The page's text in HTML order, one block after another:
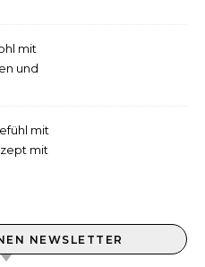
mit
und
mit
mit
NEWSLETTER